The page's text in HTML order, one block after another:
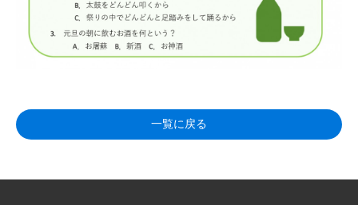
一覧に戻る